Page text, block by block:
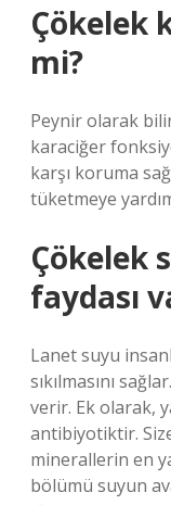
Çökelek
mi?
Peynir olarak
karaciğer
karşı koruma
tüketmeye
Çökelek
faydası
Lanet suyu
sıkılmasını
verir. Ek olarak,
antibiyotiktir.
minerallerin en
bölümü suyun